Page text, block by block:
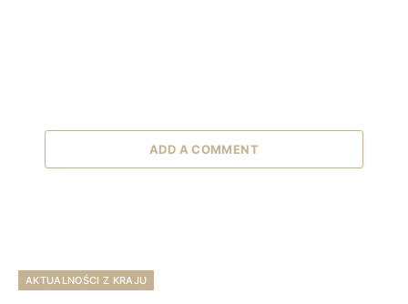
ADD A COMMENT
AKTUALNOŚCI Z KRAJU